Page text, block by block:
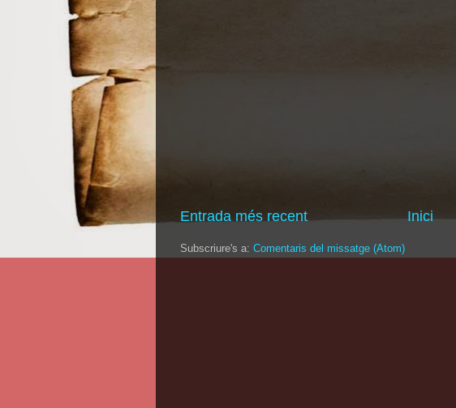
Entrada més recent Inici
Subscriure's a: Comentaris del missatge (Atom)